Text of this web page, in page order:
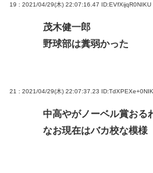
19 : 2021/04/29(木) 22:07:16.47 ID:EVfXijqR0NIKU
茂木健一郎
野球部は糞弱かった
21 : 2021/04/29(木) 22:07:37.23
中高やがノーベル賞おる
なお現在はバカ校な模様